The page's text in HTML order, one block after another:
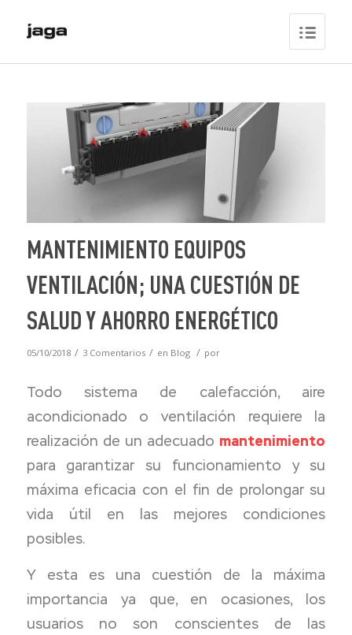
MANTENIMIENTO EQUIPOS
VENTILACIÓN; UNA CUESTIÓN DE
SALUD Y AHORRO ENERGÉTICO
05/10/2018 / 3 Comentarios / en Blog / por
Todo sistema de calefacción, aire
acondicionado o ventilación requiere la
realización de un adecuado mantenimiento
para garantizar su funcionamiento y su
máxima eficacia con el fin de prolongar su
vida útil en las mejores condiciones
posibles.
Y esta es una cuestión de la máxima
importancia ya que, en ocasiones, los
usuarios no son conscientes de las